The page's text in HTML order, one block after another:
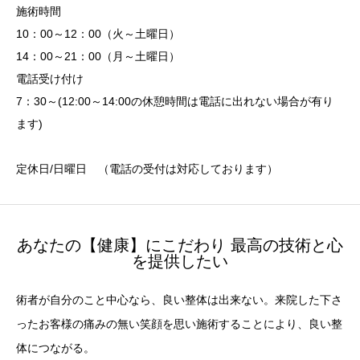
施術時間
10：00～12：00（火～土曜日）
14：00～21：00（月～土曜日）
電話受け付け
7：30～(12:00～14:00の休憩時間は電話に出れない場合が有り
ます)
定休日/日曜日 （電話の受付は対応しております）
あなたの【健康】にこだわり 最高の技術と心
を提供したい
術者が自分のこと中心なら、良い整体は出来ない。来院した下さ
ったお客様の痛みの無い笑顔を思い施術することにより、良い整
体につながる。